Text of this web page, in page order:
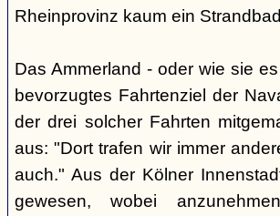
Rheinprovinz kaum ein
Das Ammerland - oder wie sie
bevorzugtes Fahrtenziel der
der drei solcher Fahrten
aus: "Dort trafen wir immer
auch." Aus der Kölner
gewesen, wobei